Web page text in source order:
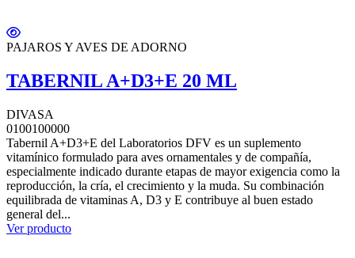
PAJAROS Y AVES DE ADORNO
TABERNIL A+D3+E 20 ML
DIVASA
0100100000
Tabernil A+D3+E del Laboratorios DFV es un suplemento
vitamínico formulado para aves ornamentales y de compañía,
especialmente indicado durante etapas de mayor exigencia como la
reproducción, la cría, el crecimiento y la muda. Su combinación
equilibrada de vitaminas A, D3 y E contribuye al buen estado
general del...
Ver producto